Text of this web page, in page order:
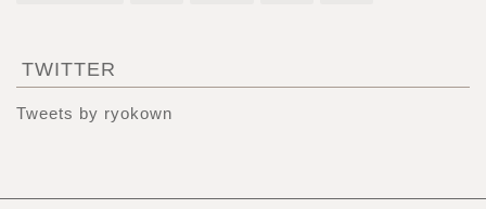
TWITTER
Tweets by ryokown